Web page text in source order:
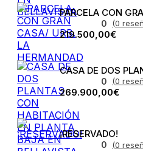
0 (0
219.500,00€
0 (0
269.900,00€
¡RESERVADO!
0 (0